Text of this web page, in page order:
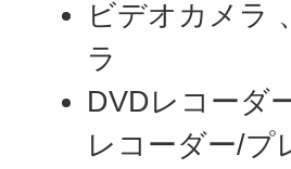
ビデオカメラ
ラ
DVDレコーダ
レコーダー/プ